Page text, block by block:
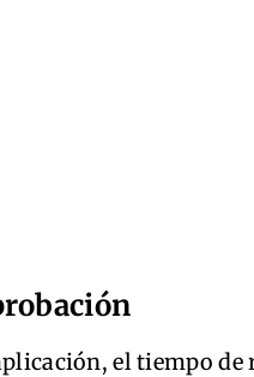
el tiempo de